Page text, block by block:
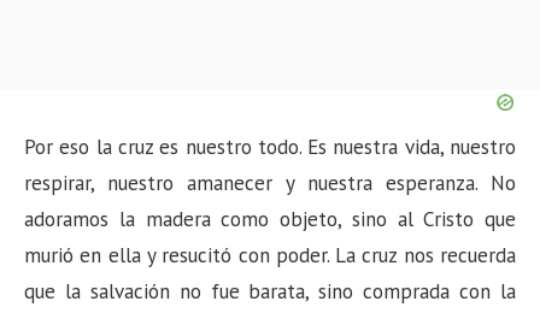
Por eso la cruz es nuestro todo. Es nuestra vida, nuestro
respirar, nuestro amanecer y nuestra esperanza. No
adoramos la madera como objeto, sino al Cristo que
murió en ella y resucitó con poder. La cruz nos recuerda
que la salvación no fue barata, sino comprada con la